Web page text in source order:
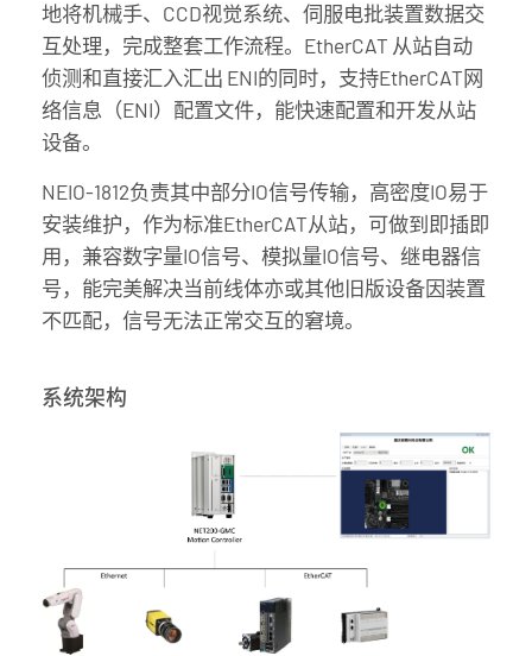
地将机械手、CCD视觉系统、伺服电批装置数据交
互处理，完成整套工作流程。EtherCAT 从站自动
侦测和直接汇入汇出 ENI的同时，支持EtherCAT网
络信息（ENI）配置文件，能快速配置和开发从站
设备。
NEIO-1812负责其中部分IO信号传输，高密度IO易于
安装维护，作为标准EtherCAT从站，可做到即插即
用，兼容数字量IO信号、模拟量IO信号、继电器信
号，能完美解决当前线体亦或其他旧版设备因装置
不匹配，信号无法正常交互的窘境。
系统架构